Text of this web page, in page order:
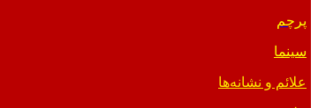
پرچم
سینما
علائم و نشانه‌ها